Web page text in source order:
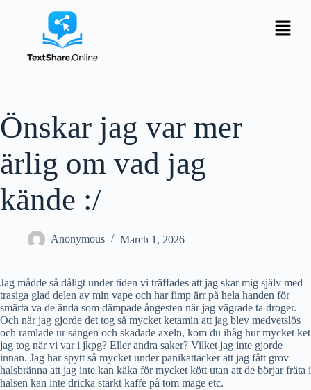
Önskar jag var mer
ärlig om vad jag
kände :/
Anonymous March 1, 2026
Jag mådde så dåligt under tiden vi träffades att jag skar mig själv med
trasiga glad delen av min vape och har fimp ärr på hela handen för
smärta va de ända som dämpade ångesten när jag vägrade ta droger.
Och när jag gjorde det tog så mycket ketamin att jag blev medvetslös
och ramlade ur sängen och skadade axeln, kom du ihåg hur mycket ket
jag tog när vi var i jkpg? Eller andra saker? Vilket jag inte gjorde
innan. Jag har spytt så mycket under panikattacker att jag fått grov
halsbränna att jag inte kan käka för mycket kött utan att de börjar fräta i
halsen kan inte dricka starkt kaffe på tom mage etc.